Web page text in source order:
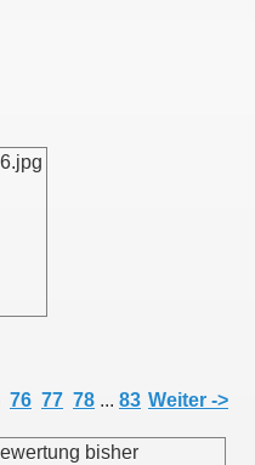
76 77 78 ... 83 Weiter ->
bisher